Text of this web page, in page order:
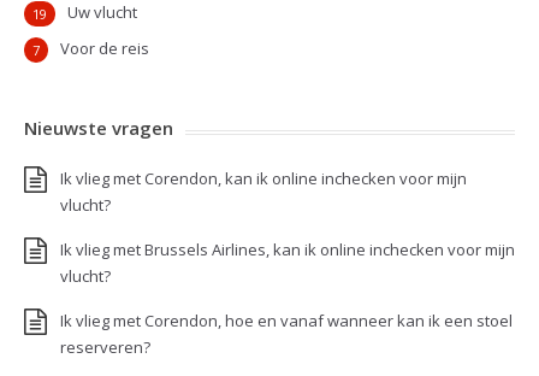
Uw vlucht
19
Voor de reis
7
Nieuwste vragen
Ik vlieg met Corendon, kan ik online inchecken voor mijn
vlucht?
Ik vlieg met Brussels Airlines, kan ik online inchecken voor mijn
vlucht?
Ik vlieg met Corendon, hoe en vanaf wanneer kan ik een stoel
reserveren?